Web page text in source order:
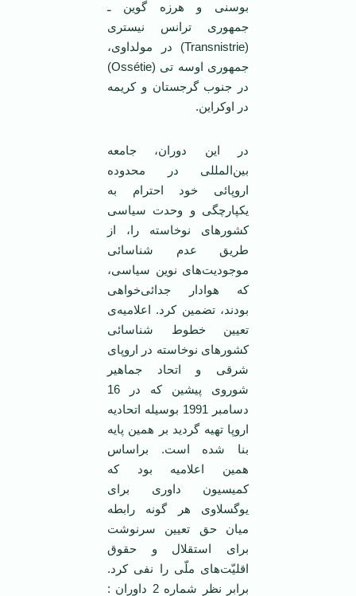
بوسنی و هرزه گوین ـ
جمهوری ترانس نیستری
(Transnistrie) در مولداوی،
جمهوری اوسه تی (Ossétie)
در جنوب گرجستان و کریمه
در اوکراین.
در این دوران، جامعه
بین‌المللی در محدوده
اروپائی خود احترام به
یکپارچگی و وحدت سیاسی
کشورهای نوخاسته را، از
طریق عدم شناسائی
موجودیت‌های نوین سیاسی،
که ‌هوادار جدائی‌خواهی
بودند، تضمین کرد. اعلامیه‌ی
تعیین خطوط شناسائی
کشورهای نوخاسته در اروپای
شرقی و اتحاد جماهیر
شوروی پیشین که در 16
دسامبر 1991 بوسیله اتحادیه
اروپا تهیه گردید بر همین پایه
بنا شده است. براساس
همین اعلامیه بود که
کمیسیون داوری برای
یوگسلاوی هر گونه رابطه
میان حق تعیین سرنوشت
برای استقلال و حقوق
اقلیّت‌های ملّی را نفی کرد.
برابر نظر شماره 2 داوران :